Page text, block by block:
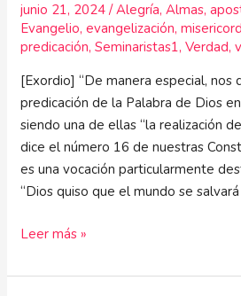
junio 21, 2024/Alegría,Almas,
Evangelio,evangelización,
predicación,Seminaristas1,Verdad,
[Exordio] “De manera especial, nos
predicación de la Palabra de Dios
siendo una de ellas “la realización
dice el número 16 de nuestras
es una vocación particularmente
“Dios quiso que el mundo se
Leer más »